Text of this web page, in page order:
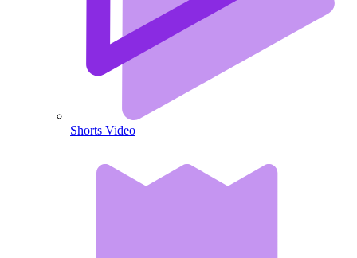
Shorts Video